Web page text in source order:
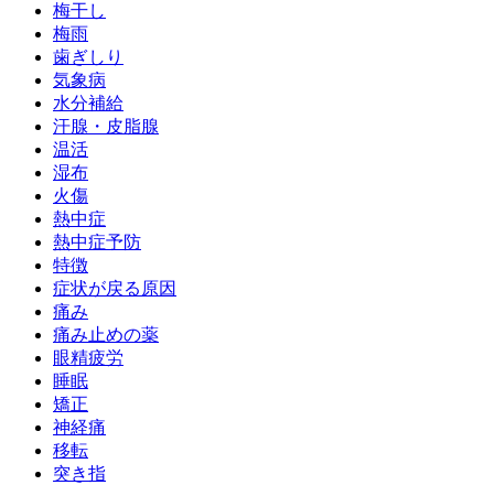
梅干し
梅雨
歯ぎしり
気象病
水分補給
汗腺・皮脂腺
温活
湿布
火傷
熱中症
熱中症予防
特徴
症状が戻る原因
痛み
痛み止めの薬
眼精疲労
睡眠
矯正
神経痛
移転
突き指